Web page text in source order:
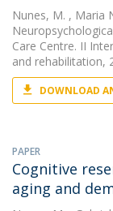
Nunes, M. , Maria
Care Centre. II
and rehabilitation,
DOWNLOAD
PAPER
Cognitive
aging and